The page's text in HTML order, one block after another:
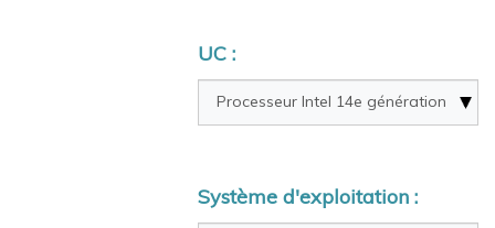
UC :
Système d'exploitation :